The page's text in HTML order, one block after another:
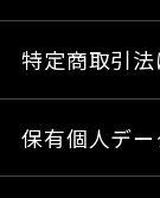
特定商取引
保有個人デ